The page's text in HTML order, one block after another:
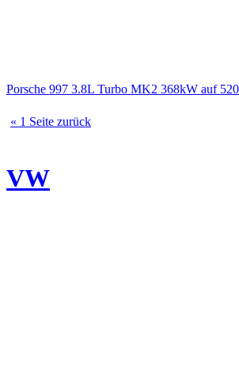
Porsche 997 3.8L Turbo MK2 368kW auf
« 1 Seite zurück
VW